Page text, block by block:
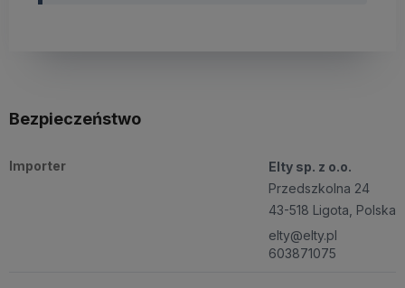
Bezpieczeństwo
Importer
Elty sp. z o.o.
Przedszkolna 24
43-518 Ligota, Polska
elty@elty.pl
603871075